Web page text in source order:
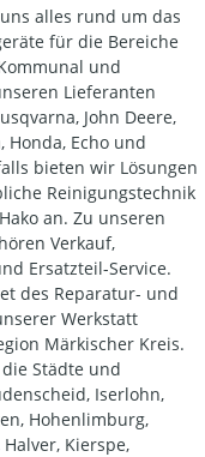
alles rund um das
für die Bereiche
und
Lieferanten
John Deere,
Honda, Echo und
bieten wir Lösungen
Reinigungstechnik
an. Zu unseren
Verkauf,
Ersatzteil-Service.
des Reparatur- und
Werkstatt
Märkischer Kreis.
Städte und
Iserlohn,
Hohenlimburg,
Kierspe,